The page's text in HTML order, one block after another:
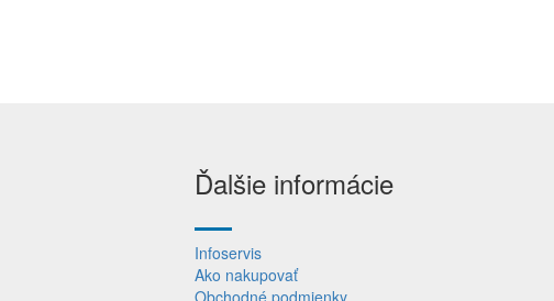
Ďalšie informácie
Infoservis
Ako nakupovať
Obchodné podmienky